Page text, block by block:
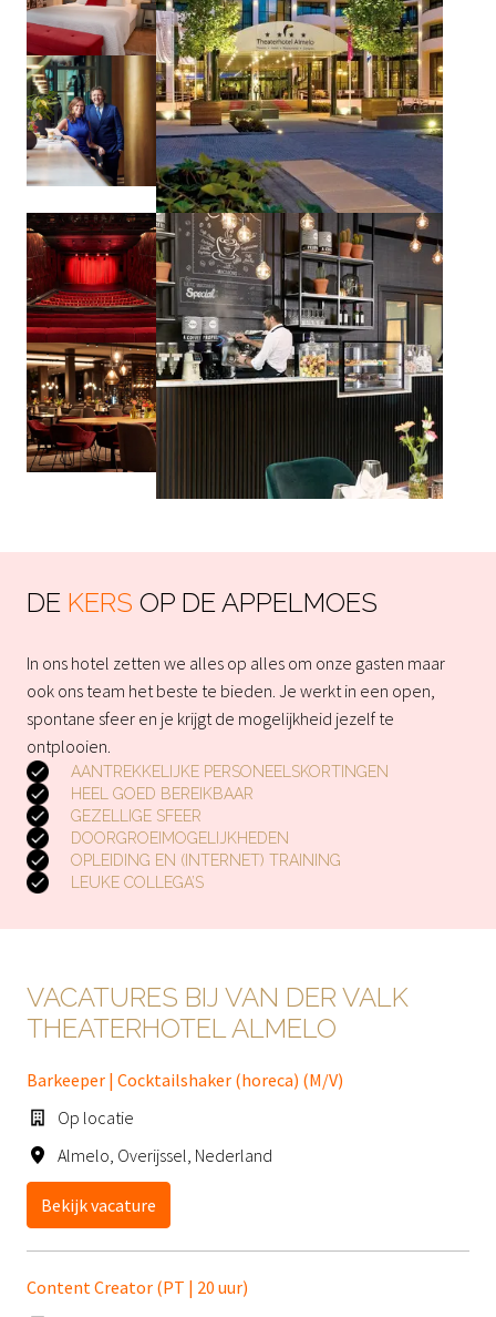
DE KERS OP DE APPELMOES
In ons hotel zetten we alles op alles om onze gasten maar
ook ons team het beste te bieden. Je werkt in een open,
spontane sfeer en je krijgt de mogelijkheid jezelf te
ontplooien.
AANTREKKELIJKE PERSONEELSKORTINGEN
HEEL GOED BEREIKBAAR
GEZELLIGE SFEER
DOORGROEIMOGELIJKHEDEN
OPLEIDING EN (INTERNET) TRAINING
LEUKE COLLEGA’S
VACATURES BIJ VAN DER VALK
THEATERHOTEL ALMELO
Barkeeper | Cocktailshaker (horeca) (M/V)
Op locatie
Almelo, Overijssel, Nederland
Bekijk vacature
Content Creator (PT | 20 uur)